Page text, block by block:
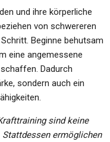
und ihre körperliche
von schwereren
Beginne behutsam
eine angemessene
Dadurch
sondern auch ein
sind keine
Stattdessen ermöglichen